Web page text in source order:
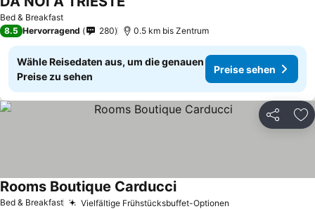
Bed & Breakfast
8.5 Hervorragend 280 0.5 km bis Zentrum
Wähle Reisedaten aus, um die genauen
Preise zu sehen
Preise sehen
Teilen
Bed & Breakfast Vielfältige Frühstücksbuffet-Optionen
Rooms Boutique Carducci